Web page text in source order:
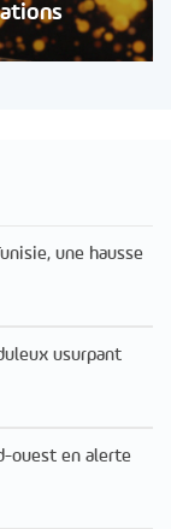
une hausse
usurpant
ouest en alerte